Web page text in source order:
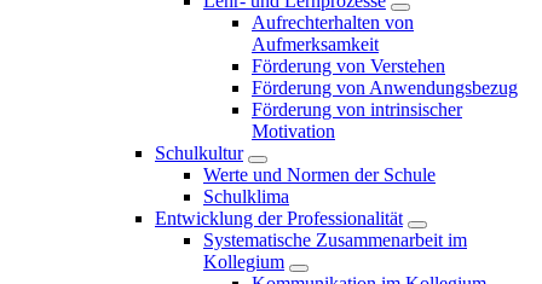
Aufrechterhalten von
Aufmerksamkeit
Förderung von Verstehen
Förderung von Anwendungsbezug
Förderung von intrinsischer
Motivation
Schulkultur
Werte und Normen der Schule
Schulklima
Entwicklung der Professionalität
Systematische Zusammenarbeit im
Kollegium